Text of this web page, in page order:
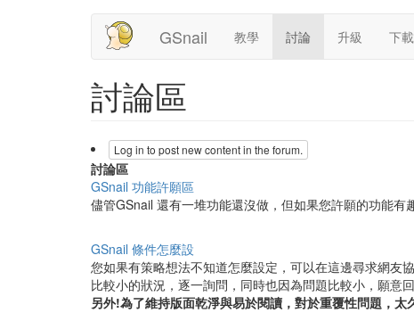
GSnail
Main
navigation
教學 討論 升級 下載
帳
號
管
理
選
單
討論區
Log in to post new content in the forum.
討論區
沒
有
文
章
GSnail 功能許願區
儘管GSnail 還有一堆功能還沒做，但如果您許願的功能有
沒
有
新
文
GSnail 條件怎麼設
您如果有策略想法不知道怎麼設定，可以在這邊尋求網友
比較小的狀況，逐一詢問，同時也因為問題比較小，願意
另外!為了維持版面乾淨與易於閱讀，對於重覆性問題，